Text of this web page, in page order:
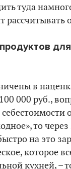
туда
рассчитывать
в
000 руб.,
то
на это
которое
кухней, –